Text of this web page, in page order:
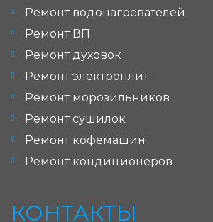
Ремонт водонагревателей
Ремонт ВП
Ремонт духовок
Ремонт электроплит
Ремонт морозильников
Ремонт сушилок
Ремонт кофемашин
Ремонт кондиционеров
КОНТАКТЫ